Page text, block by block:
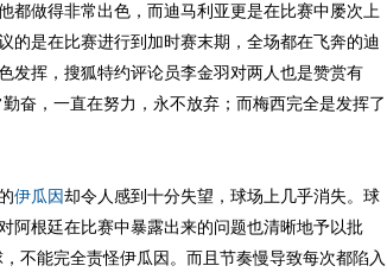
都做得非常出色，而迪马利亚更是在比赛中屡次上
的是在比赛进行到加时赛末期，全场都在飞奔的迪
发挥，搜狐特约评论员李金羽对两人也是赞赏有
奋，一直在努力，永不放弃；而梅西完全是发挥了
伊瓜因却令人感到十分失望，球场上几乎消失。球
阿根廷在比赛中暴露出来的问题也清晰地予以批
不能完全责怪伊瓜因。而且节奏慢导致每次都陷入